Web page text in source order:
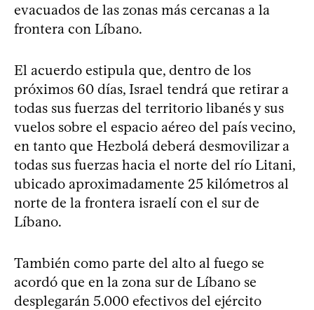
evacuados de las zonas más cercanas a la
frontera con Líbano.
El acuerdo estipula que, dentro de los
próximos 60 días, Israel tendrá que retirar a
todas sus fuerzas del territorio libanés y sus
vuelos sobre el espacio aéreo del país vecino,
en tanto que Hezbolá deberá desmovilizar a
todas sus fuerzas hacia el norte del río Litani,
ubicado aproximadamente 25 kilómetros al
norte de la frontera israelí con el sur de
Líbano.
También como parte del alto al fuego se
acordó que en la zona sur de Líbano se
desplegarán 5.000 efectivos del ejército